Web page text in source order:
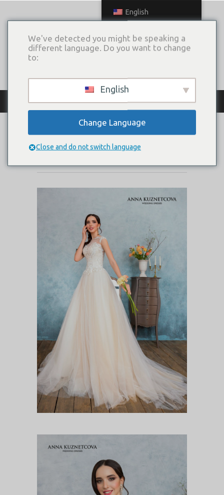
КАТАЛОГ ПЛАТЬЕВ
ЛЕРОНТАЙН
English
We've detected you might be speaking a
different language. Do you want to change
to:
English
Change Language
Close and do not switch language